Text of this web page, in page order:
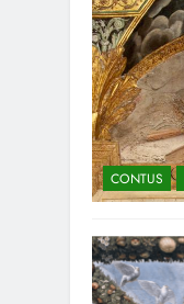
CONTUS